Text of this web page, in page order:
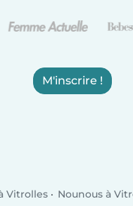
M'inscrire !
Vitrolles
Nounous à